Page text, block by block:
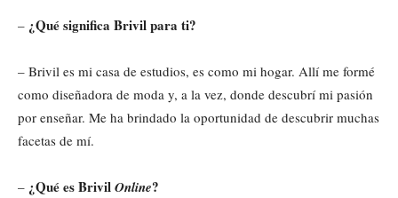
– ¿Qué significa Brivil para ti?
– Brivil es mi casa de estudios, es como mi hogar. Allí me formé
como diseñadora de moda y, a la vez, donde descubrí mi pasión
por enseñar. Me ha brindado la oportunidad de descubrir muchas
facetas de mí.
– ¿Qué es BrivilOnline?